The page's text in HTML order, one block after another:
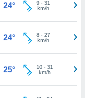
24° 9- 31
km/h
24° 8- 27
km/h
25° 10- 31
km/h